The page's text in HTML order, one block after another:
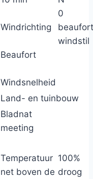
Windrichting
Beaufort
Windsnelheid
0
beaufort
windstil
Land- en tuinbouw
Bladnat
meeting
Temperatuur
net boven de
100%
droog